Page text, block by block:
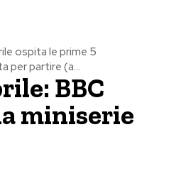
ospita le prime 5
per partire (a...
BBC
miniserie